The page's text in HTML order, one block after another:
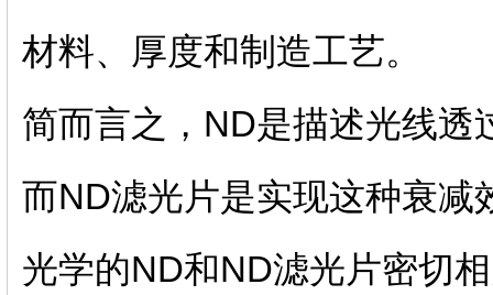
材料、厚度和制造工艺。
简而言之，ND是描述光线透
而ND滤光片是实现这种衰减
光学的ND和ND滤光片密切